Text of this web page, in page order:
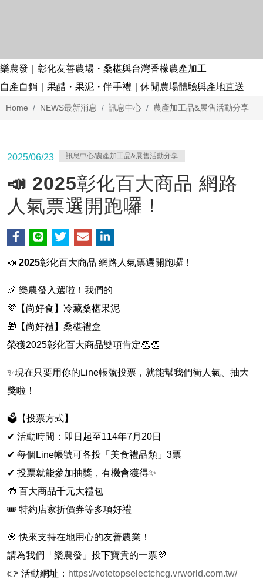
樂農發｜彰化友善農場・桑椹與台灣香檬農產加工
自產自銷｜果醋・果泥・伴手禮｜休閒農場體驗與產地直送
Home NEWS最新消息 訊息中心 農產加工品&展售活動分享
2025/06/23 訊息中心/農產加工品&展售活動分享
📣 2025彰化百大商品 網路
人氣票選開跑囉！
📣 2025彰化百大商品 網路人氣票選開跑囉！
🎉 樂農發入選啦！我們的
💜【尚好食】冷藏桑椹果泥
🎁【尚好禮】桑椹禮盒
榮獲2025彰化百大商品雙項肯定👏👏
✨現在只要用你的Line帳號投票，就能幫我們衝人氣、抽大
獎啦！
🗳️【投票方式】
✔ 活動時間：即日起至114年7月20日
✔ 每個Line帳號可各投「美食禮品類」3票
✔ 投票就能參加抽獎，有機會獲得✨
🎁 百大商品千元大禮包
🎟️ 特約店家折價券等多項好禮
🎯 快來支持在地用心的友善農業！
請為我們「樂農發」投下寶貴的一票💜
👉 活動網址： https://votetopselectchcg.vrworld.com.tw/